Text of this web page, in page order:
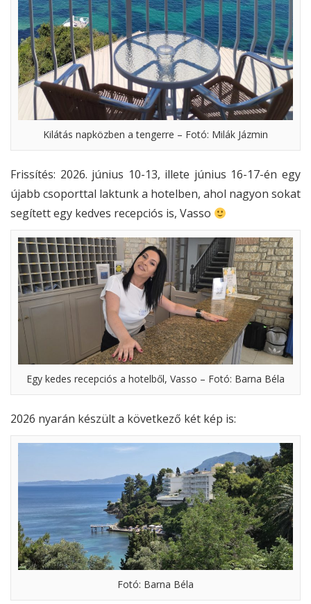
Kilátás napközben a tengerre – Fotó: Milák Jázmin
Frissítés: 2026. június 10-13, illete június 16-17-én egy
újabb csoporttal laktunk a hotelben, ahol nagyon sokat
segített egy kedves recepciós is, Vasso
Egy kedes recepciós a hotelből, Vasso – Fotó: Barna Béla
2026 nyarán készült a következő két kép is:
Fotó: Barna Béla